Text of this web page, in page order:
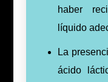
haber
líquido
La
ácido